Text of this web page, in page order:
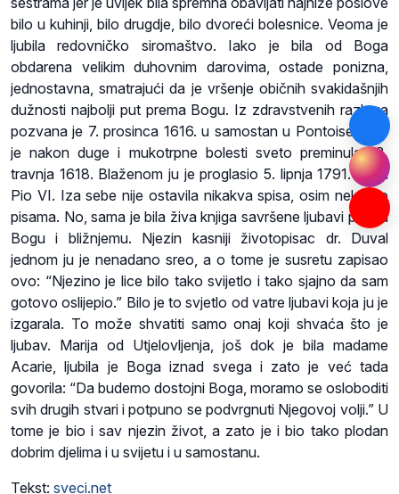
bilo u kuhinji, bilo drugdje, bilo dvoreći bolesnice. Veoma je
ljubila redovničko siromaštvo. Iako je bila od Boga
obdarena velikim duhovnim darovima, ostade ponizna,
jednostavna, smatrajući da je vršenje običnih svakidašnjih
dužnosti najbolji put prema Bogu. Iz zdravstvenih razloga
pozvana je 7. prosinca 1616. u samostan u Pontoise, gdje
je nakon duge i mukotrpne bolesti sveto preminula 18.
travnja 1618. Blaženom ju je proglasio 5. lipnja 1791. papa
Pio VI. Iza sebe nije ostavila nikakva spisa, osim nekoliko
pisama. No, sama je bila živa knjiga savršene ljubavi prema
Bogu i bližnjemu. Njezin kasniji životopisac dr. Duval
jednom ju je nenadano sreo, a o tome je susretu zapisao
ovo: “Njezino je lice bilo tako svijetlo i tako sjajno da sam
gotovo oslijepio.” Bilo je to svjetlo od vatre ljubavi koja ju je
izgarala. To može shvatiti samo onaj koji shvaća što je
ljubav. Marija od Utjelovljenja, još dok je bila madame
Acarie, ljubila je Boga iznad svega i zato je već tada
govorila: “Da budemo dostojni Boga, moramo se osloboditi
svih drugih stvari i potpuno se podvrgnuti Njegovoj volji.” U
tome je bio i sav njezin život, a zato je i bio tako plodan
dobrim djelima i u svijetu i u samostanu.
Tekst: sveci.net